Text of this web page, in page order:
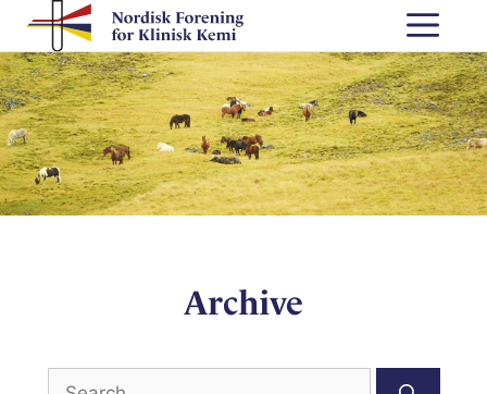
content
Archive
Search